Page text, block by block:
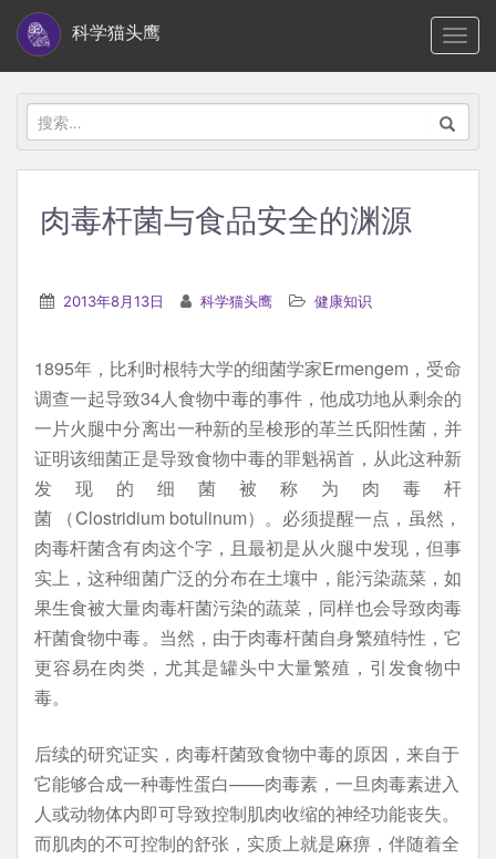
i
科学猫头鹰
搜
索：
肉毒杆菌与食品安全的渊源
2013年8月13日 科学猫头鹰 健康知识
1895年，比利时根特大学的细菌学家Ermengem，受命
调查一起导致34人食物中毒的事件，他成功地从剩余的
一片火腿中分离出一种新的呈梭形的革兰氏阳性菌，并
证明该细菌正是导致食物中毒的罪魁祸首，从此这种新
发现的细菌被称为肉毒杆
菌 （Clostridium botulinum）。必须提醒一点，虽然，
肉毒杆菌含有肉这个字，且最初是从火腿中发现，但事
实上，这种细菌广泛的分布在土壤中，能污染蔬菜，如
果生食被大量肉毒杆菌污染的蔬菜，同样也会导致肉毒
杆菌食物中毒。当然，由于肉毒杆菌自身繁殖特性，它
更容易在肉类，尤其是罐头中大量繁殖，引发食物中
毒。
后续的研究证实，肉毒杆菌致食物中毒的原因，来自于
它能够合成一种毒性蛋白——肉毒素，一旦肉毒素进入
人或动物体内即可导致控制肌肉收缩的神经功能丧失。
而肌肉的不可控制的舒张，实质上就是麻痹，伴随着全